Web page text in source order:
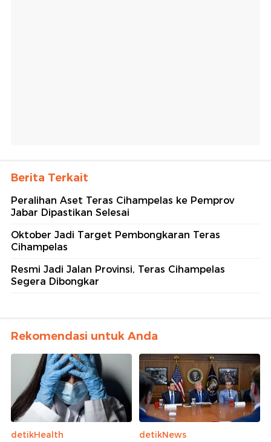
Berita Terkait
Peralihan Aset Teras Cihampelas ke Pemprov
Jabar Dipastikan Selesai
Oktober Jadi Target Pembongkaran Teras
Cihampelas
Resmi Jadi Jalan Provinsi, Teras Cihampelas
Segera Dibongkar
Rekomendasi untuk Anda
detikHealth detikNews